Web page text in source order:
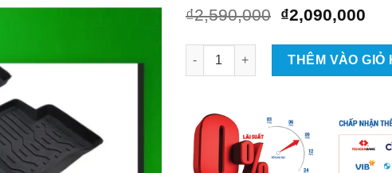
₫2,590,000 Giá
là:
₫2,590,000.
₫2,090,000
tại
là:
Thảm Lót Sàn KARDO Cho Ô Tô
THÊM VÀO GIỎ